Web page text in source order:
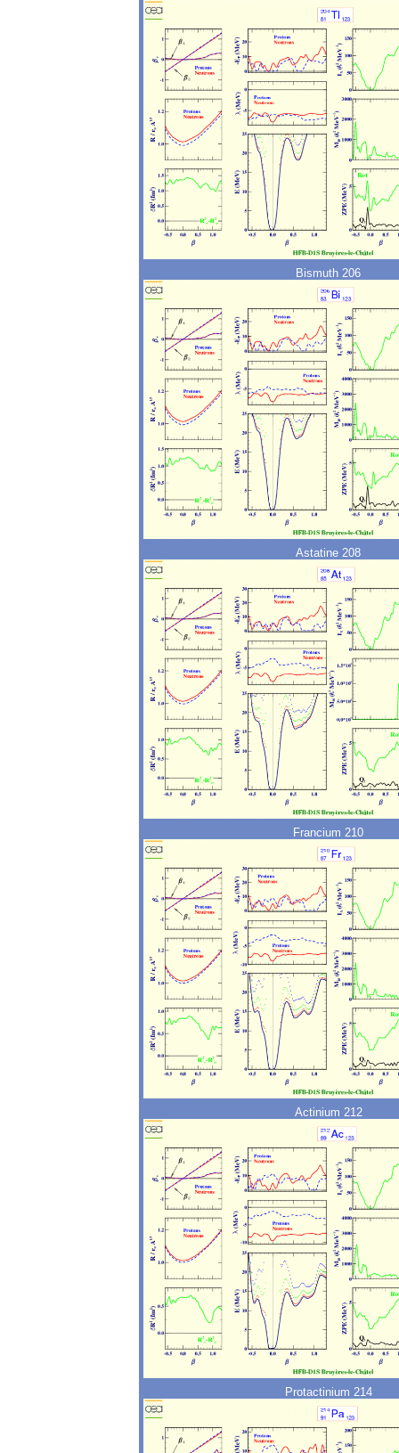
Bismuth 206
Astatine 208
Francium 210
Actinium 212
Protactinium 214